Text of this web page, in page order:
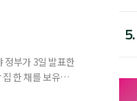
른 것이다. 기존에
정부가 3일 발표한
한 채를 보유한
5.